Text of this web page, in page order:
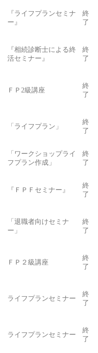
『ライフプランセミナ
ー』
終
了
『相続診断士による終
活セミナー』
終
了
ＦＰ2級講座
終
了
「ライフプラン」
終
了
「ワークショップライ
フプラン作成」
終
了
『ＦＰＦセミナー』
終
了
「退職者向けセミナ
ー」
終
了
ＦＰ２級講座
終
了
ライフプランセミナー
終
了
ライフプランセミナー
終
了